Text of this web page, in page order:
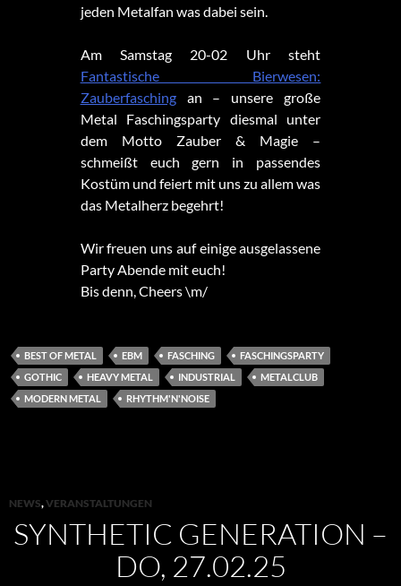
jeden Metalfan was dabei sein.
Am Samstag 20-02 Uhr steht
Fantastische Bierwesen:
Zauberfaschingan – unsere große
Metal Faschingsparty diesmal unter
dem Motto Zauber & Magie –
schmeißt euch gern in passendes
Kostüm und feiert mit uns zu allem was
das Metalherz begehrt!
Wir freuen uns auf einige ausgelassene
Party Abende mit euch!
Bis denn, Cheers \m/
BEST OF METAL EBM FASCHING
FASCHINGSPARTY
GOTHIC
HEAVY METAL INDUSTRIAL
METALCLUB
MODERN METAL
RHYTHM'N'NOISE
NEWS,VERANSTALTUNGEN
SYNTHETIC GENERATION –
DO, 27.02.25